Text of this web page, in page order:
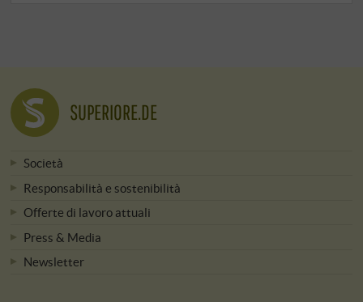
SUPERIORE.DE
Società
Responsabilità e sostenibilità
Offerte di lavoro attuali
Press & Media
Newsletter